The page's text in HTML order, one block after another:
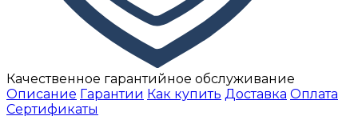
Качественное гарантийное обслуживание
Описание Гарантии Как купить Доставка Оплата
Сертификаты